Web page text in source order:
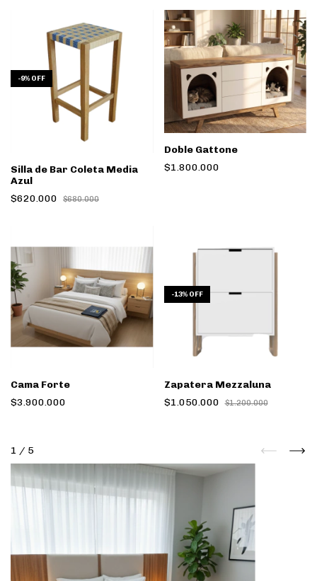
-9% OFF
Silla de Bar Coleta Media
Azul
$620.000
$680.000
Doble Gattone
$1.800.000
Cama Forte
$3.900.000
-13% OFF
Zapatera Mezzaluna
$1.050.000
$1.200.000
1 / 5